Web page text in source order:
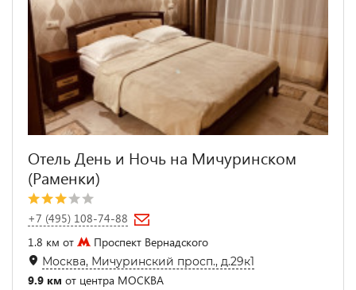
Отель День и Ночь на Мичуринском
(Раменки)
+7 (495) 108-74-88
1.8 км от
Проспект Вернадского
Москва, Мичуринский просп., д.29к1
9.9 км от центра МОСКВА